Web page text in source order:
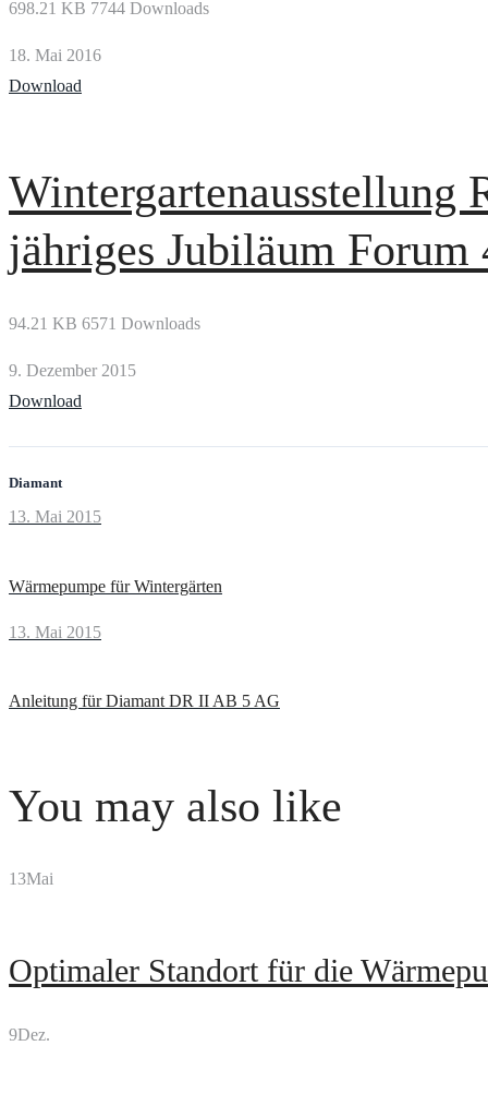
698.21 KB 7744 Downloads
18. Mai 2016
Download
Wintergartenausstellung
jähriges Jubiläum Forum
94.21 KB 6571 Downloads
9. Dezember 2015
Download
Diamant
Prev
13. Mai 2015
Wärmepumpe für Wintergärten
Next
13. Mai 2015
Anleitung für Diamant DR II AB 5 AG
You may also like
13Mai
Optimaler Standort für die
9Dez.